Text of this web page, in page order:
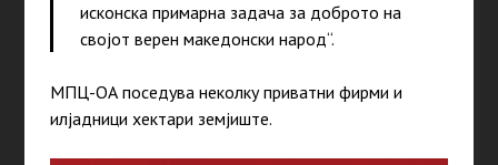
исконска примарна задача за доброто на
својот верен македонски народ“.
МПЦ-ОА поседува неколку приватни фирми и
илјадници хектари земјиште.